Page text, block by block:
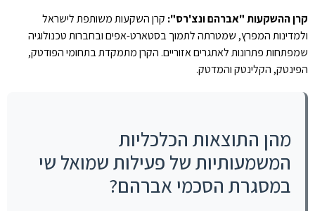
קרן ההשקעות "אברהם ונצ'רס": קרן השקעות משותפת לישראל
ולמדינות המפרץ, שמטרתה לתמוך בסטארט-אפים ובחברות טכנולוגיה
שמפתחות פתרונות לאתגרים אזוריים. הקרן מתמקדת בתחומי הפודטק,
הפינטק, הקלינטק והמדטק.
מהן התוצאות הכלכליות
המשמעותיות של פעילות שמואל שי
במסגרת הסכמי אברהם?